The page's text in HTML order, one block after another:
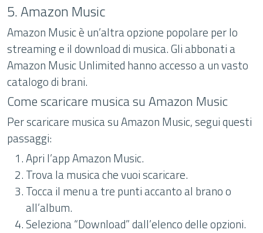
5. Amazon Music
Amazon Music è un’altra opzione popolare per lo
streaming e il download di musica. Gli abbonati a
Amazon Music Unlimited hanno accesso a un vasto
catalogo di brani.
Come scaricare musica su Amazon Music
Per scaricare musica su Amazon Music, segui questi
passaggi:
Apri l’app Amazon Music.
Trova la musica che vuoi scaricare.
Tocca il menu a tre punti accanto al brano o
all’album.
Seleziona “Download” dall’elenco delle opzioni.